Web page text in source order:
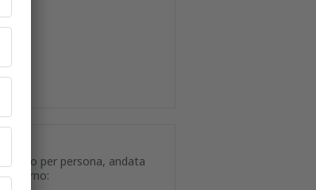
Prezzo per persona, andata
e ritorno: